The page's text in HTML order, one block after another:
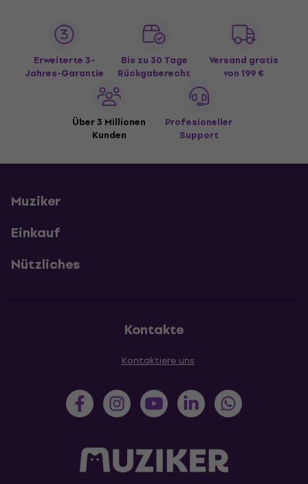
Erweiterte 3-
Jahres-Garantie
Bis zu 30 Tage
Rückgaberecht
Versand gratis
von 199 €
Über 3 Millionen
Kunden
Profesioneller
Support
Muziker
Einkauf
Nützliches
Kontakte
Kontaktiere uns